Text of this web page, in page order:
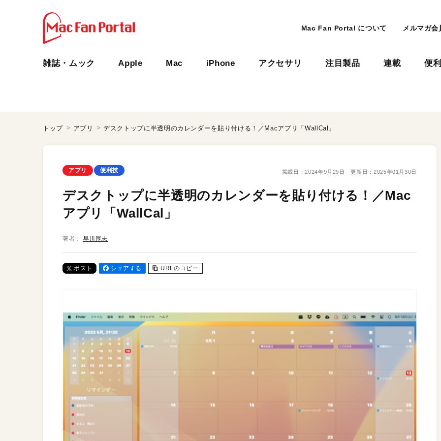
Mac Fan Portal について メルマガ会
雑誌・ムック Apple Mac iPhone アクセサリ 注目製品 連載 便
トップ アプリ デスクトップに半透明のカレンダーを貼り付ける！／Macアプリ「WallCal」
アプリ 便利技 掲載日：2024年9月29日 更新日： 2025年01月30日
デスクトップに半透明のカレンダーを貼り付ける！／Mac
アプリ「WallCal」
著者： 早川厚志
ポスト シェアする URLのコピー